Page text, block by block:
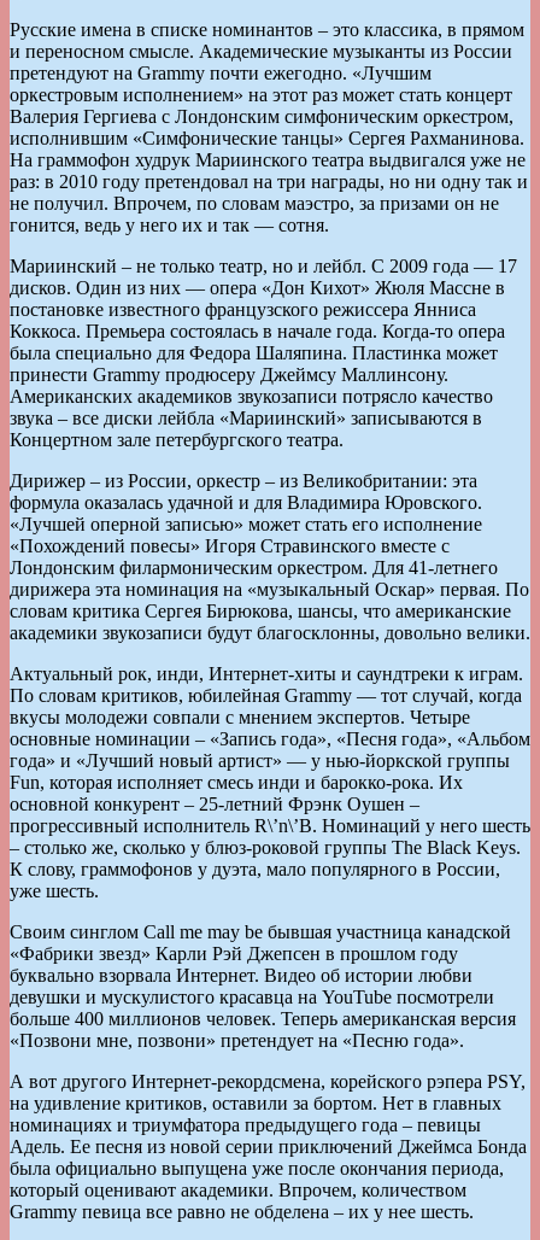
Русские имена в списке номинантов – это классика, в прямом
и переносном смысле. Академические музыканты из России
претендуют на Grammy почти ежегодно. «Лучшим
оркестровым исполнением» на этот раз может стать концерт
Валерия Гергиева с Лондонским симфоническим оркестром,
исполнившим «Симфонические танцы» Сергея Рахманинова.
На граммофон худрук Мариинского театра выдвигался уже не
раз: в 2010 году претендовал на три награды, но ни одну так и
не получил. Впрочем, по словам маэстро, за призами он не
гонится, ведь у него их и так — сотня.
Мариинский – не только театр, но и лейбл. С 2009 года — 17
дисков. Один из них — опера «Дон Кихот» Жюля Массне в
постановке известного французского режиссера Янниса
Коккоса. Премьера состоялась в начале года. Когда-то опера
была специально для Федора Шаляпина. Пластинка может
принести Grammy продюсеру Джеймсу Маллинсону.
Американских академиков звукозаписи потрясло качество
звука – все диски лейбла «Мариинский» записываются в
Концертном зале петербургского театра.
Дирижер – из России, оркестр – из Великобритании: эта
формула оказалась удачной и для Владимира Юровского.
«Лучшей оперной записью» может стать его исполнение
«Похождений повесы» Игоря Стравинского вместе с
Лондонским филармоническим оркестром. Для 41-летнего
дирижера эта номинация на «музыкальный Оскар» первая. По
словам критика Сергея Бирюкова, шансы, что американские
академики звукозаписи будут благосклонны, довольно велики.
Актуальный рок, инди, Интернет-хиты и саундтреки к играм.
По словам критиков, юбилейная Grammy — тот случай, когда
вкусы молодежи совпали с мнением экспертов. Четыре
основные номинации – «Запись года», «Песня года», «Альбом
года» и «Лучший новый артист» — у нью-йоркской группы
Fun, которая исполняет смесь инди и барокко-рока. Их
основной конкурент – 25-летний Фрэнк Оушен –
прогрессивный исполнитель R\’n\’B. Номинаций у него шесть
– столько же, сколько у блюз-роковой группы The Black Keys.
К слову, граммофонов у дуэта, мало популярного в России,
уже шесть.
Своим синглом Call me may be бывшая участница канадской
«Фабрики звезд» Карли Рэй Джепсен в прошлом году
буквально взорвала Интернет. Видео об истории любви
девушки и мускулистого красавца на YouTube посмотрели
больше 400 миллионов человек. Теперь американская версия
«Позвони мне, позвони» претендует на «Песню года».
А вот другого Интернет-рекордсмена, корейского рэпера PSY,
на удивление критиков, оставили за бортом. Нет в главных
номинациях и триумфатора предыдущего года – певицы
Адель. Ее песня из новой серии приключений Джеймса Бонда
была официально выпущена уже после окончания периода,
который оценивают академики. Впрочем, количеством
Grammy певица все равно не обделена – их у нее шесть.